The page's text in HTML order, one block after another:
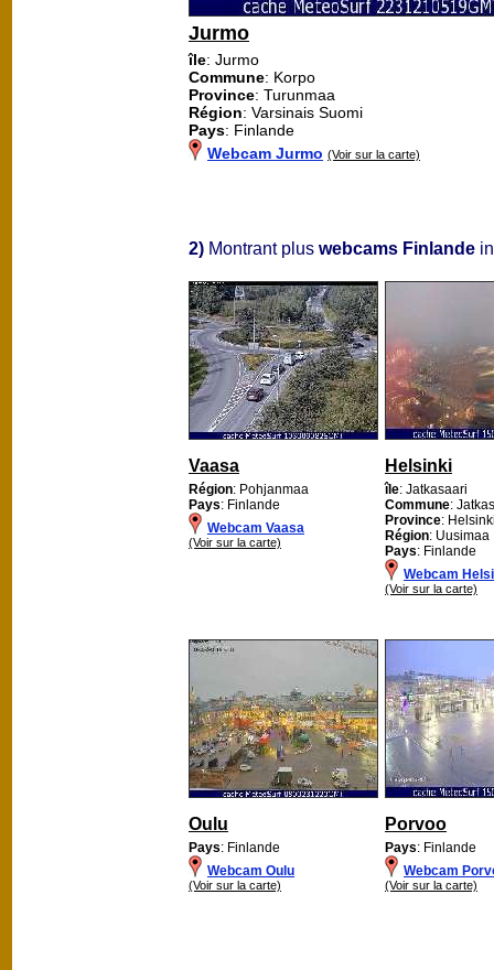
Jurmo
île: Jurmo
Commune: Korpo
Province: Turunmaa
Région: Varsinais Suomi
Pays: Finlande
Webcam Jurmo (Voir sur la carte)
2) Montrant plus webcams Finlande
Vaasa
Région: Pohjanmaa
Pays: Finlande
Webcam Vaasa
(Voir sur la carte)
Helsinki
île: Jatkasaari
Commune:
Province:
Région: Uusimaa
Pays: Finlande
Webcam
(Voir sur la carte)
Oulu
Pays: Finlande
Webcam Oulu
(Voir sur la carte)
Porvoo
Pays: Finlande
Webcam
(Voir sur la carte)